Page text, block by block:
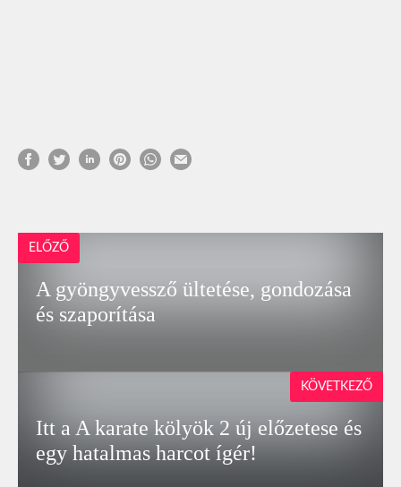
ELŐZŐ
A gyöngyvessző ültetése, gondozása
és szaporítása
Itt a A karate kölyök 2 új előzetese és
egy hatalmas harcot ígér!
KÖVETKEZŐ